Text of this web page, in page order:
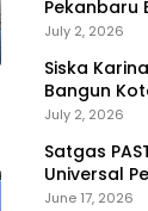
Pekanbaru
July 2, 2026
Siska
Bangun
Hadapi
July 2, 2026
Satgas
Universal
Indonesia
June 17, 2026